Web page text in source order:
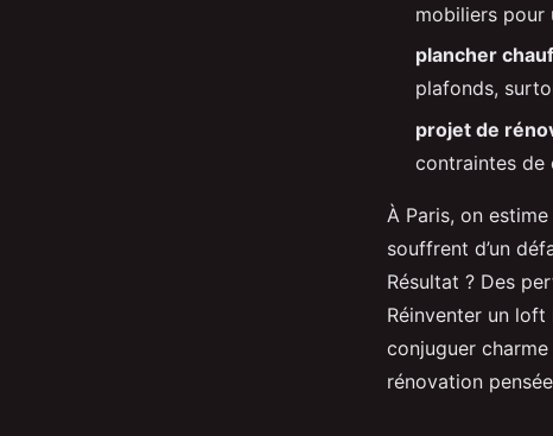
mobiliers pour
plancher
plafonds,
projet de
contraintes de
À Paris, on
souffrent d’un
Résultat ? Des
Réinventer un
conjuguer
rénovation